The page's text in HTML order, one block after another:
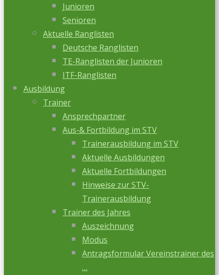
Junioren
Senioren
Aktuelle Ranglisten
Deutsche Ranglisten
TE-Ranglisten der Junioren
ITF-Ranglisten
Ausbildung
Trainer
Ansprechpartner
Aus-& Fortbildung im STV
Trainerausbildung im STV
Aktuelle Ausbildungen
Aktuelle Fortbildungen
Hinweise zur STV-
Trainerausbildung
Trainer des Jahres
Auszeichnung
Modus
Antragsformular Vereinstrainer des
…